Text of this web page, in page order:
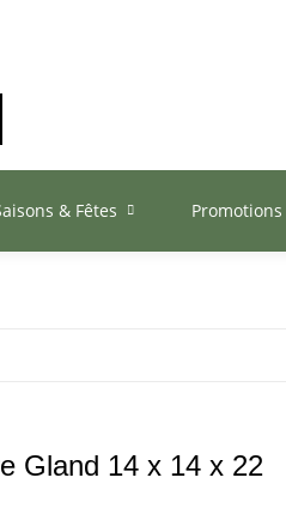
& Fêtes Promotions
Gland 14 x 14 x 22